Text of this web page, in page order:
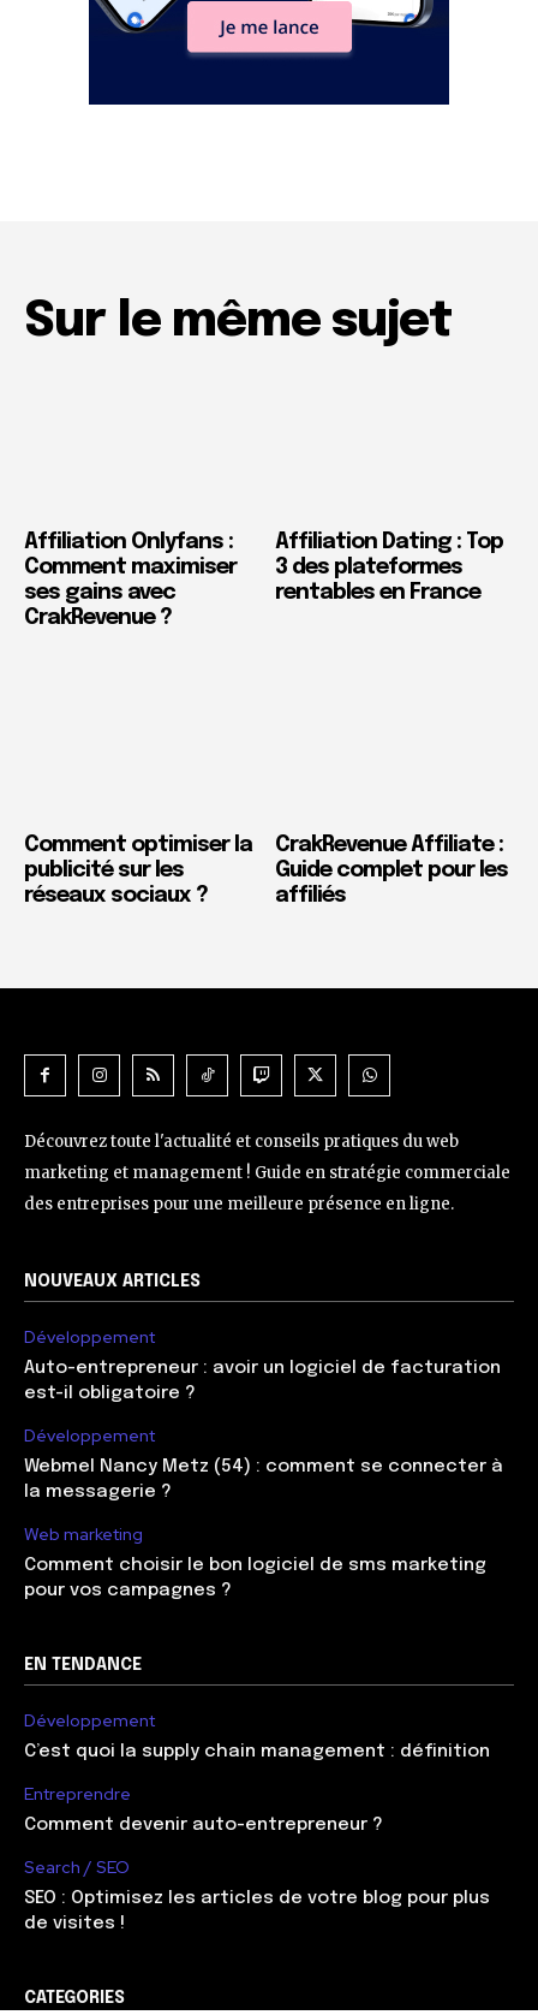
Sur le même sujet
Affiliation Onlyfans :
Comment maximiser
ses gains avec
CrakRevenue ?
Affiliation Dating : Top
3 des plateformes
rentables en France
Comment optimiser la
publicité sur les
réseaux sociaux ?
CrakRevenue Affiliate :
Guide complet pour les
affiliés
Découvrez toute l'actualité et conseils pratiques du web
marketing et management ! Guide en stratégie commerciale
des entreprises pour une meilleure présence en ligne.
NOUVEAUX ARTICLES
Développement
Auto-entrepreneur : avoir un logiciel de facturation
est-il obligatoire ?
Développement
Webmel Nancy Metz (54) : comment se connecter à
la messagerie ?
Web marketing
Comment choisir le bon logiciel de sms marketing
pour vos campagnes ?
EN TENDANCE
Développement
C’est quoi la supply chain management : définition
Entreprendre
Comment devenir auto-entrepreneur ?
Search / SEO
SEO : Optimisez les articles de votre blog pour plus
de visites !
CATEGORIES